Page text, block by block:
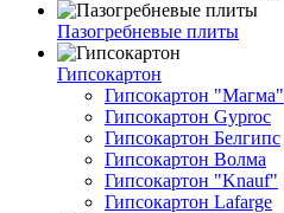
Пазогребневые плиты
Гипсокартон
Гипсокартон "Магма"
Гипсокартон Gyproc
Гипсокартон Белгипс
Гипсокартон Волма
Гипсокартон "Knauf"
Гипсокартон Lafarge